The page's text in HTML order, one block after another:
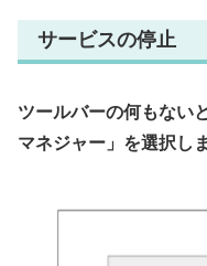
サービスの停止
ツールバーの何もない
マネジャー」を選択し